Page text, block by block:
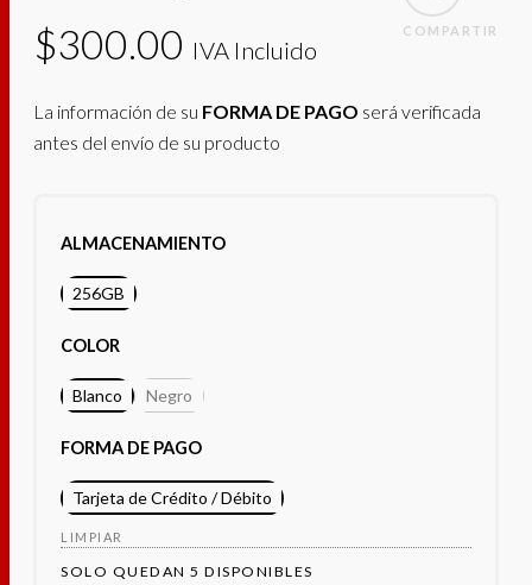
COMPARTIR
$300.00 IVA Incluido
La información de su FORMA DE PAGO será verificada
antes del envío de su producto
ALMACENAMIENTO
256GB
COLOR
Blanco Negro
FORMA DE PAGO
Tarjeta de Crédito / Débito
LIMPIAR
SOLO QUEDAN 5 DISPONIBLES